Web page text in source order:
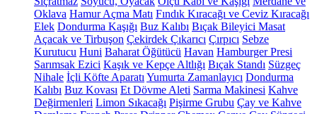
Oklava Hamur Açma Matı Fındık Kıracağı ve Ceviz Kıracağı
Elek Dondurma Kaşığı Buz Kalıbı Bıçak Bileyici Masat
Açacak ve Tirbuşon Çekirdek Çıkarıcı Çırpıcı Sebze
Kurutucu Huni Baharat Öğütücü Havan Hamburger Presi
Sarımsak Ezici Kaşık ve Kepçe Altlığı Bıçak Standı Süzgeç
Nihale İçli Köfte Aparatı Yumurta Zamanlayıcı Dondurma
Kalıbı Buz Kovası Et Dövme Aleti Sarma Makinesi Kahve
Değirmenleri Limon Sıkacağı Pişirme Grubu Çay ve Kahve